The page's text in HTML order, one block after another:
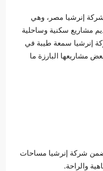
إنرشيا مصر، وهي
مشاريع سكنية وساحلية
إنرشيا سمعة طيبة في
مشاريعها البارزة ما
شركة إنرشيا مساحات
والراحة.